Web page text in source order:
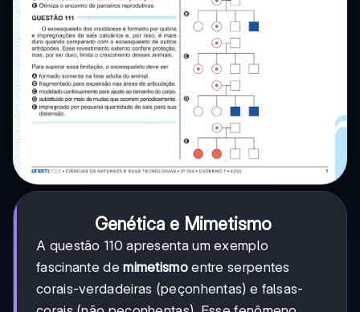
Genética e Mimetismo
A questão 110 apresenta um exemplo
fascinante demimetismoentre serpentes
corais-verdadeiras (peçonhentas) e falsas-